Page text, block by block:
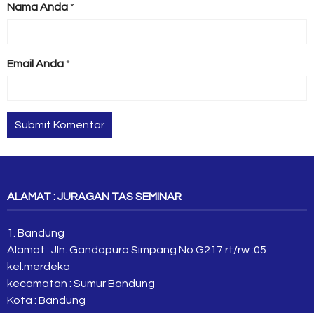
Nama Anda *
Email Anda *
ALAMAT : JURAGAN TAS SEMINAR
1. Bandung
Alamat : Jln. Gandapura Simpang No.G217 rt/rw :05
kel.merdeka
kecamatan : Sumur Bandung
Kota : Bandung